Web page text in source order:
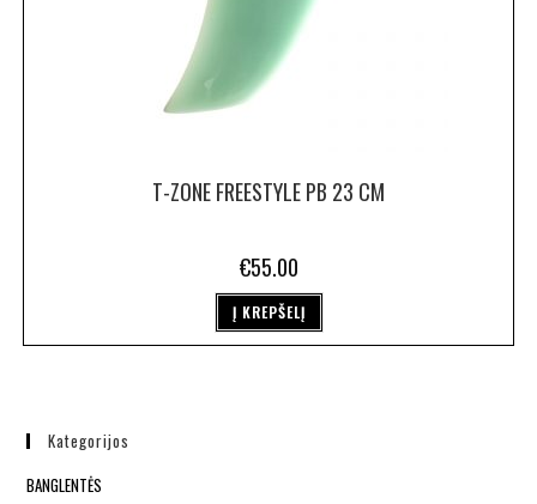
T-ZONE FREESTYLE PB 23 CM
€55.00
Į KREPŠELĮ
Kategorijos
BANGLENTĖS